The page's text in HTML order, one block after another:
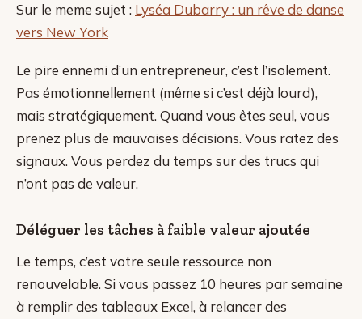
Sur le meme sujet : Lyséa Dubarry : un rêve de danse
vers New York
Le pire ennemi d’un entrepreneur, c’est l’isolement.
Pas émotionnellement (même si c’est déjà lourd),
mais stratégiquement. Quand vous êtes seul, vous
prenez plus de mauvaises décisions. Vous ratez des
signaux. Vous perdez du temps sur des trucs qui
n’ont pas de valeur.
Déléguer les tâches à faible valeur ajoutée
Le temps, c’est votre seule ressource non
renouvelable. Si vous passez 10 heures par semaine
à remplir des tableaux Excel, à relancer des